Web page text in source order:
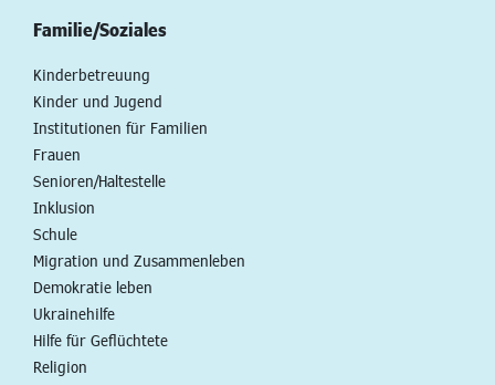
Familie/Soziales
Kinderbetreuung
Kinder und Jugend
Institutionen für Familien
Frauen
Senioren/Haltestelle
Inklusion
Schule
Migration und Zusammenleben
Demokratie leben
Ukrainehilfe
Hilfe für Geflüchtete
Religion